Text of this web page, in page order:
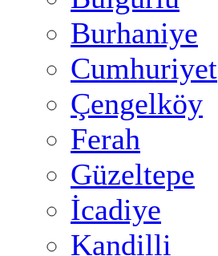
Burhaniye
Cumhuriyet
Çengelköy
Ferah
Güzeltepe
İcadiye
Kandilli